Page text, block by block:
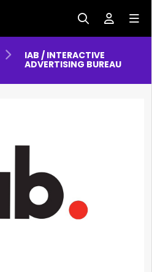
IAB / INTERACTIVE
ADVERTISING BUREAU